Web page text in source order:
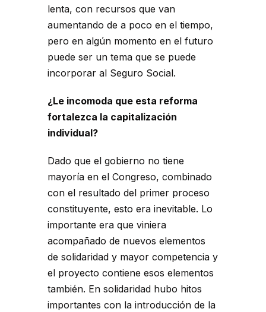
lenta, con recursos que van
aumentando de a poco en el tiempo,
pero en algún momento en el futuro
puede ser un tema que se puede
incorporar al Seguro Social.
¿Le incomoda que esta reforma
fortalezca la capitalización
individual?
Dado que el gobierno no tiene
mayoría en el Congreso, combinado
con el resultado del primer proceso
constituyente, esto era inevitable. Lo
importante era que viniera
acompañado de nuevos elementos
de solidaridad y mayor competencia y
el proyecto contiene esos elementos
también. En solidaridad hubo hitos
importantes con la introducción de la